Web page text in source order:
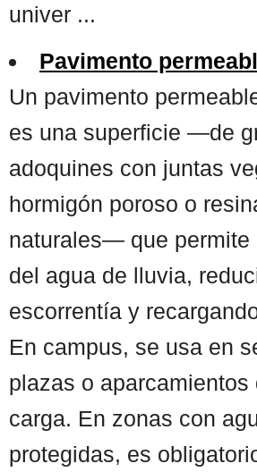
univer ...
Pavimento
Un pavimento
es una superficie —de
adoquines con juntas
hormigón poroso o
naturales— que permite
del agua de lluvia,
escorrentía y
En campus, se usa en
plazas o aparcamientos
carga. En zonas con
protegidas, es